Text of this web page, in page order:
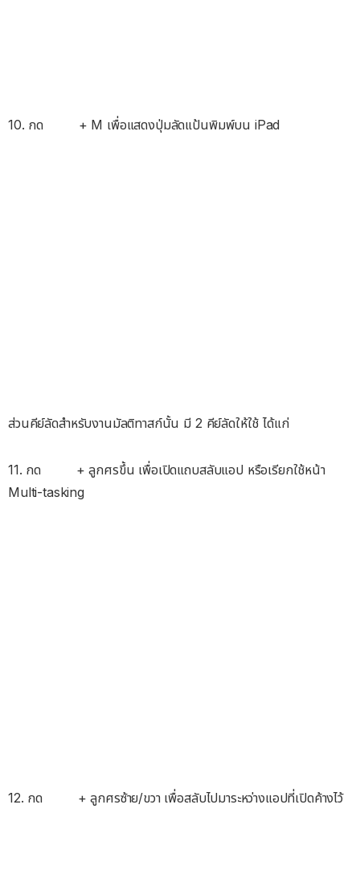
10. กด + M เพื่อแสดงปุ่มลัดแป้นพิมพ์บน iPad
ส่วนคีย์ลัดสำหรับงานมัลติทาสก์นั้น มี 2 คีย์ลัดให้ใช้ ได้แก่
11. กด
+ ลูกศรขึ้น เพื่อเปิดแถบสลับแอป หรือเรียกใช้หน้า
Multi-tasking
12. กด + ลูกศรซ้าย/ขวา เพื่อสลับไปมาระหว่างแอปที่เปิดค้างไว้